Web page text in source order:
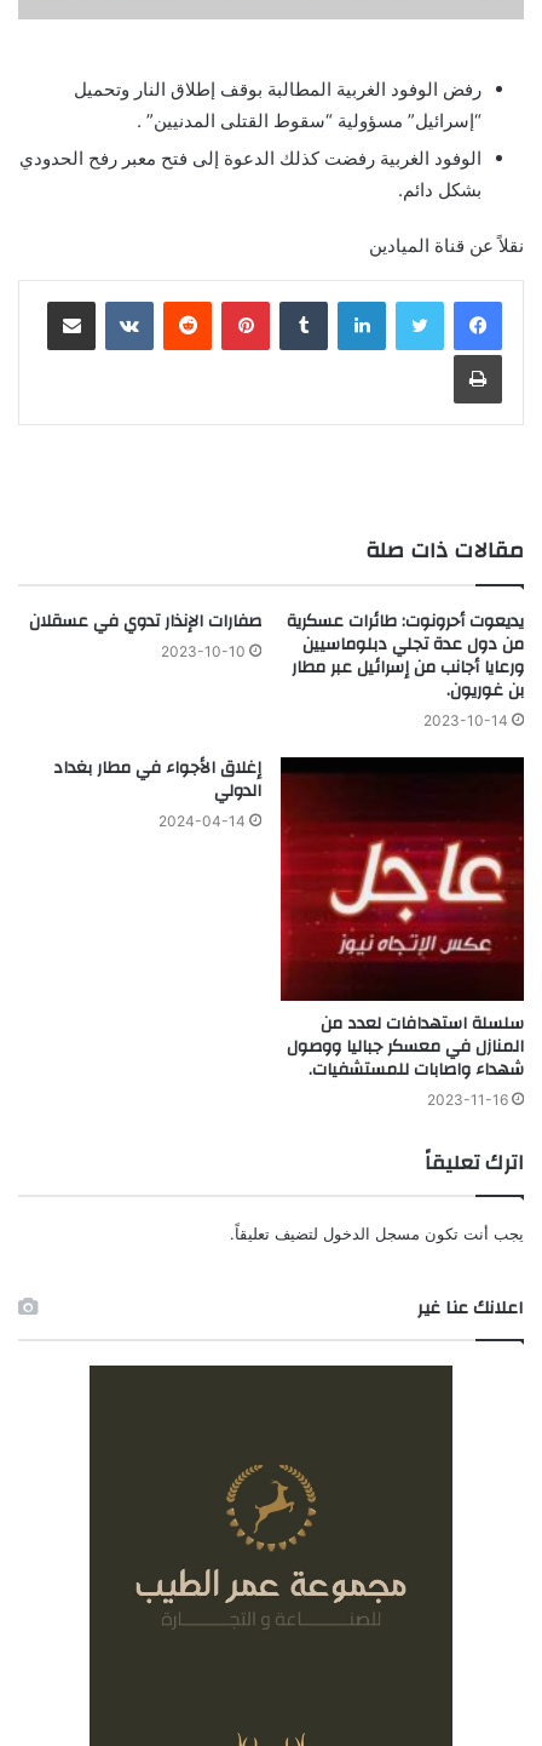
رفض الوفود الغربية المطالبة بوقف إطلاق النار وتحميل
“إسرائيل” مسؤولية “سقوط القتلى المدنيين” .
الوفود الغربية رفضت كذلك الدعوة إلى فتح معبر رفح الحدودي
بشكل دائم.
نقلاً عن قناة الميادين
لينكدإن بينتيريست مشاركة عبر البريد
طباعة
مقالات ذات صلة
يديعوت أحرونوت: طائرات عسكرية
من دول عدة تجلي دبلوماسيين
ورعايا أجانب من إسرائيل عبر مطار
بن غوريون.
2023-10-14
صفارات الإنذار تدوي في عسقلان
2023-10-10
سلسلة استهدافات لعدد من
المنازل في معسكر جباليا ووصول
شهداء واصابات للمستشفيات.
2023-11-16
إغلاق الأجواء في مطار بغداد
الدولي
2024-04-14
اترك تعليقاً
يجب أنت تكون مسجل الدخول لتضيف تعليقاً.
اعلانك عنا غير